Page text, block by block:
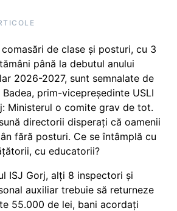
de clase și posturi, cu 3
până la debutul anului
2026-2027, sunt semnalate de
Badea, prim-vicepreședinte USLI
Ministerul o comite grav de tot.
directorii disperați că oamenii
fără posturi. Ce se întâmplă cu
cu educatorii?
ISJ Gorj, alți 8 inspectori și
auxiliar trebuie să returneze
55.000 de lei, bani acordați